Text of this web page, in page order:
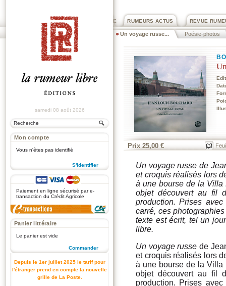
REVUE
RUMEURS ACTUS
PRIX ROGER DEXTRE
Un voyage russe... Poésie-photos
samedi 08 août 2026
Mon compte
Vous n'êtes pas identifié
S'identifier
Paiement en ligne sécurisé par e-
transaction du Crédit Agricole
Panier littéraire
Le panier est vide
Commander
Depuis le 1er juillet 2025 le tarif pour
l'étranger prend en compte la nouvelle
grille de La Poste.
Prix 25,00 €
Un voyage russe de
et croquis réalisés lors
à une bourse de la Villa
objet découvert au fil
production. Prises
carré, ces
texte est écrit, tel un
libre.
Un voyage russe de
et croquis réalisés lors
à une bourse de la Villa
objet découvert au fil
production. Prises